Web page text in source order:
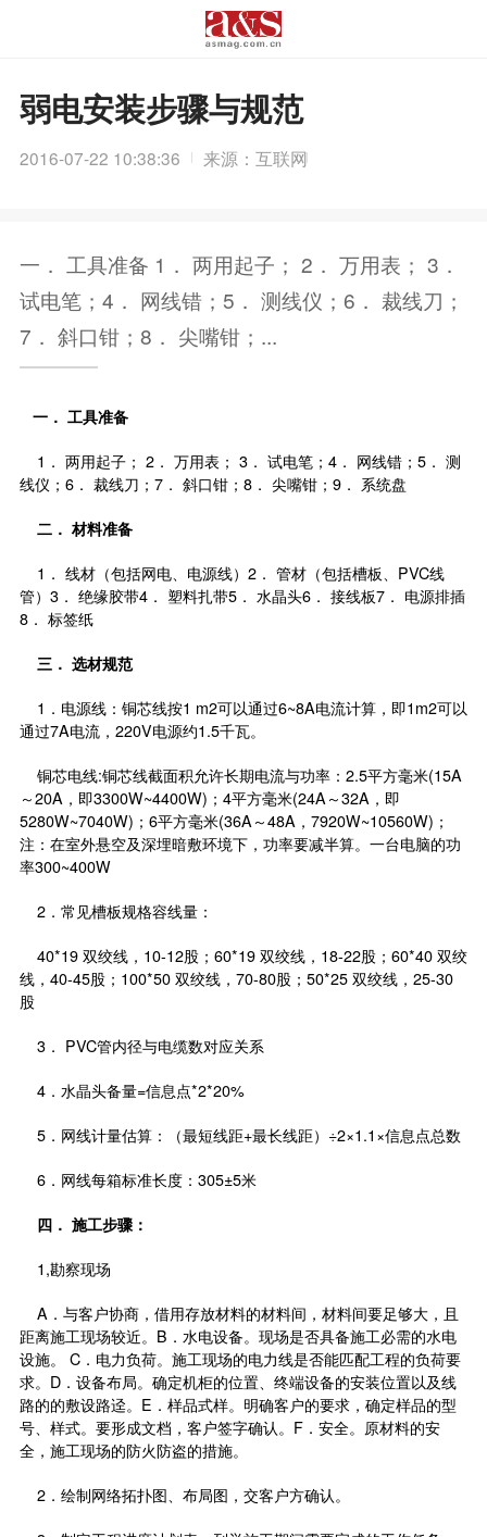
弱电安装步骤与规范
2016-07-22 10:38:36 来源：互联网
一． 工具准备 1． 两用起子； 2． 万用表； 3．
试电笔；4． 网线错；5． 测线仪；6． 裁线刀；
7． 斜口钳；8． 尖嘴钳；...
一． 工具准备
1． 两用起子； 2． 万用表； 3． 试电笔；4． 网线错；5． 测
线仪；6． 裁线刀；7． 斜口钳；8． 尖嘴钳；9． 系统盘
二． 材料准备
1． 线材（包括网电、电源线）2． 管材（包括槽板、PVC线
管）3． 绝缘胶带4． 塑料扎带5． 水晶头6． 接线板7． 电源排插
8． 标签纸
三． 选材规范
1．电源线：铜芯线按1 m2可以通过6~8A电流计算，即1m2可以
通过7A电流，220V电源约1.5千瓦。
铜芯电线:铜芯线截面积允许长期电流与功率：2.5平方毫米(15A
～20A，即3300W~4400W)；4平方毫米(24A～32A，即
5280W~7040W)；6平方毫米(36A～48A，7920W~10560W)；
注：在室外悬空及深埋暗敷环境下，功率要减半算。一台电脑的功
率300~400W
2．常见槽板规格容线量：
40*19 双绞线，10-12股；60*19 双绞线，18-22股；60*40 双绞
线，40-45股；100*50 双绞线，70-80股；50*25 双绞线，25-30
股
3． PVC管内径与电缆数对应关系
4．水晶头备量=信息点*2*20%
5．网线计量估算：（最短线距+最长线距）÷2×1.1×信息点总数
6．网线每箱标准长度：305±5米
四． 施工步骤：
1,勘察现场
A．与客户协商，借用存放材料的材料间，材料间要足够大，且
距离施工现场较近。B．水电设备。现场是否具备施工必需的水电
设施。 C．电力负荷。施工现场的电力线是否能匹配工程的负荷要
求。D．设备布局。确定机柜的位置、终端设备的安装位置以及线
路的的敷设路迳。E．样品式样。明确客户的要求，确定样品的型
号、样式。要形成文档，客户签字确认。F．安全。原材料的安
全，施工现场的防火防盗的措施。
2．绘制网络拓扑图、布局图，交客户方确认。